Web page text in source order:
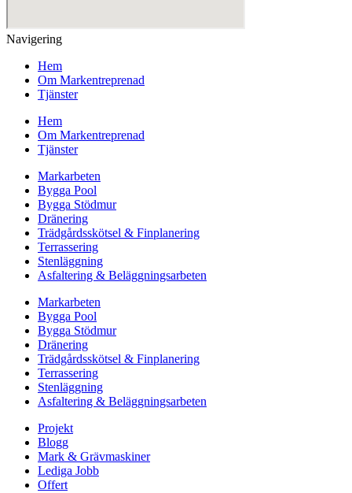
Navigering
Hem
Om Markentreprenad
Tjänster
Hem
Om Markentreprenad
Tjänster
Markarbeten
Bygga Pool
Bygga Stödmur
Dränering
Trädgårdsskötsel & Finplanering
Terrassering
Stenläggning
Asfaltering & Beläggningsarbeten
Markarbeten
Bygga Pool
Bygga Stödmur
Dränering
Trädgårdsskötsel & Finplanering
Terrassering
Stenläggning
Asfaltering & Beläggningsarbeten
Projekt
Blogg
Mark & Grävmaskiner
Lediga Jobb
Offert